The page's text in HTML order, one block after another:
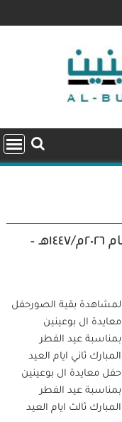
معايدة آل بوعينين بعيد الفطر لعام ٢٠٢٦م/١٤٤٧هـ –
لمشاهدة بقية الصورحفل
معايدة ال بوعينين
بمناسبة عيد الفطر
المبارك ثاني ايام العيد
حفل معايدة ال بوعينين
بمناسبة عيد الفطر
المبارك ثالث ايام العيد